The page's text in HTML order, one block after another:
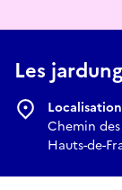
Les
Localisation
Chemin des
Hauts-de-